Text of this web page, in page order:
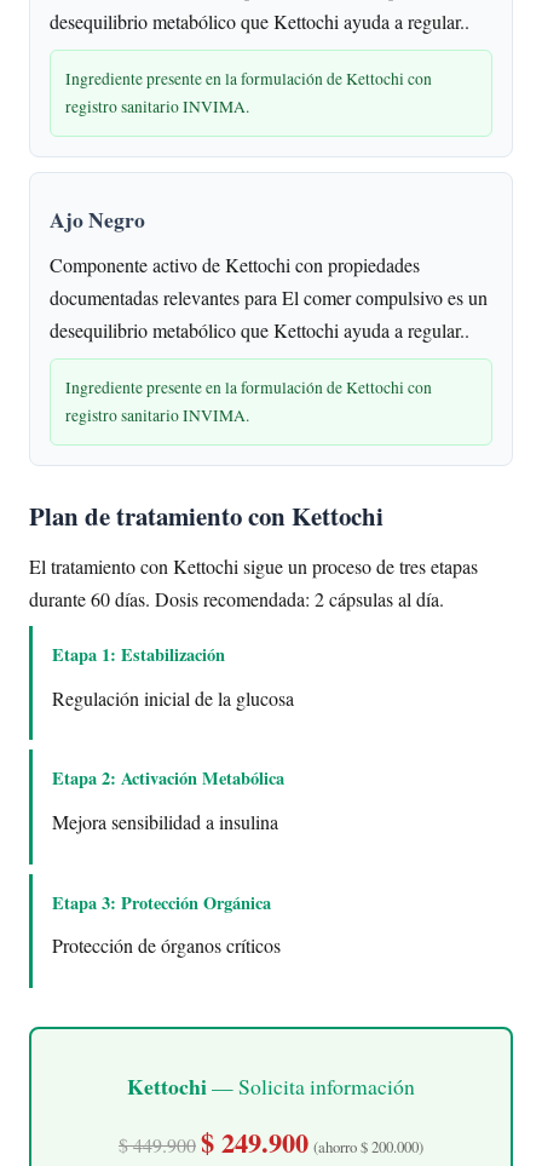
desequilibrio metabólico que Kettochi ayuda a regular..
Ingrediente presente en la formulación de Kettochi con
registro sanitario INVIMA.
Ajo Negro
Componente activo de Kettochi con propiedades
documentadas relevantes para El comer compulsivo es un
desequilibrio metabólico que Kettochi ayuda a regular..
Ingrediente presente en la formulación de Kettochi con
registro sanitario INVIMA.
Plan de tratamiento con Kettochi
El tratamiento con Kettochi sigue un proceso de tres etapas
durante 60 días. Dosis recomendada: 2 cápsulas al día.
Etapa 1: Estabilización
Regulación inicial de la glucosa
Etapa 2: Activación Metabólica
Mejora sensibilidad a insulina
Etapa 3: Protección Orgánica
Protección de órganos críticos
Kettochi— Solicita información
$ 449.900$ 249.900 (ahorro $ 200.000)